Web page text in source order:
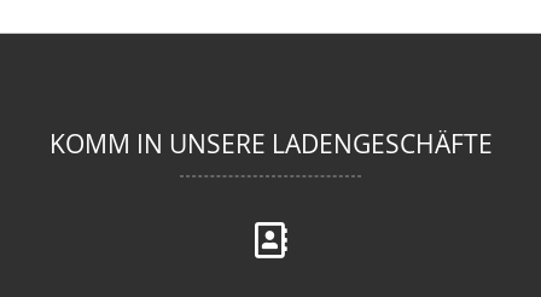
KOMM IN UNSERE LADENGESCHÄFTE